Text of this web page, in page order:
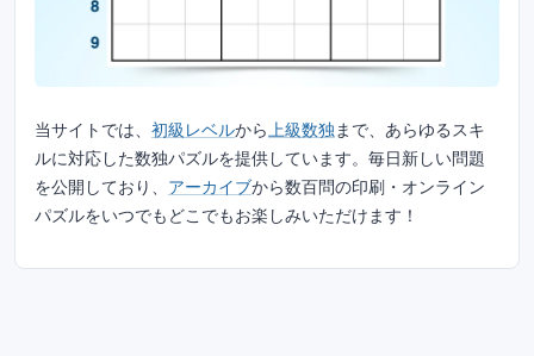
当サイトでは、 初級レベルから上級数独まで、あらゆるスキ
ルに対応した数独パズルを提供しています。毎日新しい問題
を公開しており、 アーカイブから数百問の印刷・オンライン
パズルをいつでもどこでもお楽しみいただけます！